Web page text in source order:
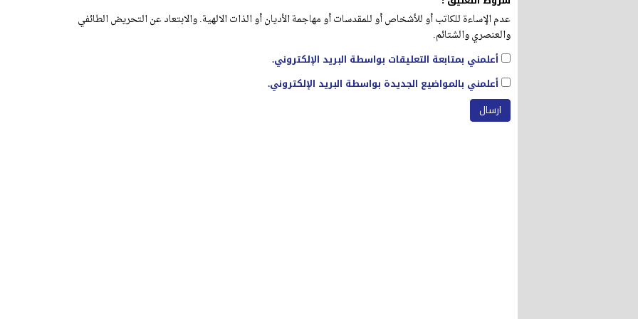
عدم الإساءة للكاتب أو للأشخاص أو للمقدسات أو مهاجمة الأديان أو الذات الالهية. والابتعاد عن التحريض الطائفي
والعنصري والشتائم.
أعلمني بمتابعة التعليقات بواسطة البريد الإلكتروني.
أعلمني بالمواضيع الجديدة بواسطة البريد الإلكتروني.